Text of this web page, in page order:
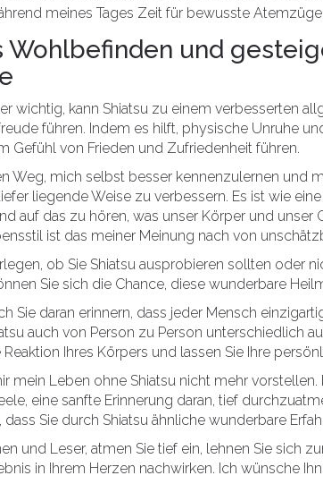
meines Tages Zeit für bewusste
Wohlbefinden und
wichtig, kann Shiatsu zu einem verbesserten
führen. Indem es hilft, physische Unruhe
Gefühl von Frieden und Zufriedenheit führen.
Weg, mich selbst besser kennenzulernen und
liegende Weise zu verbessern. Es ist wie
auf das zu hören, was unser Körper und unser
ist das meiner Meinung nach von
ob Sie Shiatsu ausprobieren sollten oder
Sie sich die Chance, diese wunderbare
Sie daran erinnern, dass jeder Mensch
auch von Person zu Person unterschiedlich
Reaktion Ihres Körpers und lassen Sie Ihre
mein Leben ohne Shiatsu nicht mehr vorstellen.
eine sanfte Erinnerung daran, tief
Sie durch Shiatsu ähnliche wunderbare
und Leser, atmen Sie tief ein, lehnen Sie sich
in Ihrem Herzen nachwirken. Ich wünsche